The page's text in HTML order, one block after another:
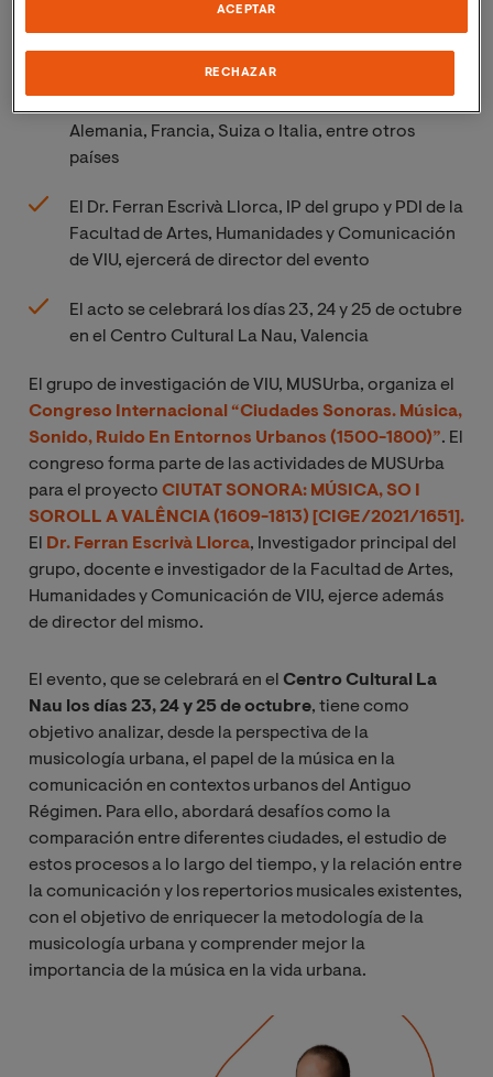
El grupo de investigación de VIU, MUSUrba,
organiza el congreso en que participarán
Alemania, Francia, Suiza o Italia, entre otros
países
El Dr. Ferran Escrivà Llorca, IP del grupo y PDI de la
Facultad de Artes, Humanidades y Comunicación
de VIU, ejercerá de director del evento
El acto se celebrará los días 23, 24 y 25 de octubre
en el Centro Cultural La Nau, Valencia
El grupo de investigación de VIU, MUSUrba, organiza el
Congreso Internacional “Ciudades Sonoras. Música,
Sonido, Ruido En Entornos Urbanos (1500-1800)”. El
congreso forma parte de las actividades de MUSUrba
para el proyecto CIUTAT SONORA: MÚSICA, SO I
SOROLL A VALÊNCIA (1609-1813) [CIGE/2021/1651].
El
Dr. Ferran Escrivà Llorca, Investigador principal del
grupo, docente e investigador de la Facultad de Artes,
Humanidades y Comunicación de VIU, ejerce además
de director del mismo.
El evento, que se celebrará en el Centro Cultural La
Nau los días 23, 24 y 25 de octubre, tiene como
objetivo analizar, desde la perspectiva de la
musicología urbana, el papel de la música en la
comunicación en contextos urbanos del Antiguo
Régimen. Para ello, abordará desafíos como la
comparación entre diferentes ciudades, el estudio de
estos procesos a lo largo del tiempo, y la relación entre
la comunicación y los repertorios musicales existentes,
con el objetivo de enriquecer la metodología de la
musicología urbana y comprender mejor la
importancia de la música en la vida urbana.
Image
RECHAZAR
ACEPTAR